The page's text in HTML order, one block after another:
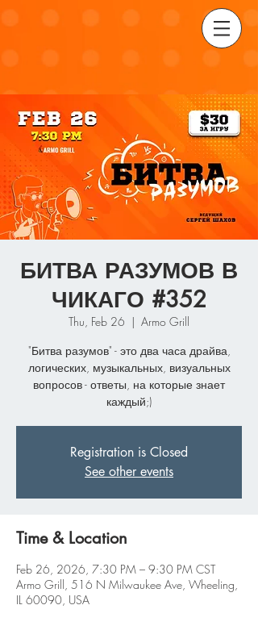
БИТВА РАЗУМОВ В
ЧИКАГО #352
Thu, Feb 26
  |
Armo Grill
"Битва разумов" - это два часа драйва,
логических, музыкальных, визуальных
вопросов - ответы, на которые знает
каждый;)
Registration is Closed
See other events
Time & Location
Feb 26, 2026, 7:30 PM – 9:30 PM CST
Armo Grill, 516 N Milwaukee Ave, Wheeling,
IL 60090, USA